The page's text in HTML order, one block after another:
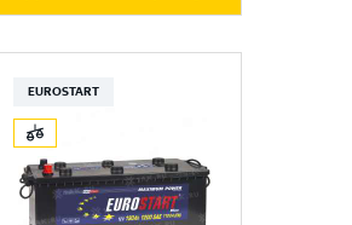
EUROSTART